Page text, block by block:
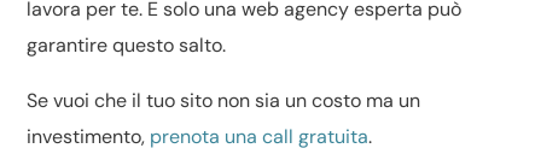
lavora per te. E solo una web agency esperta può
garantire questo salto.
Se vuoi che il tuo sito non sia un costo ma un
investimento, prenota una call gratuita.